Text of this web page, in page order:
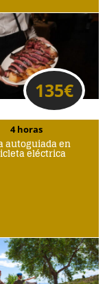
135€
4 horas
autoguiada en
eléctrica